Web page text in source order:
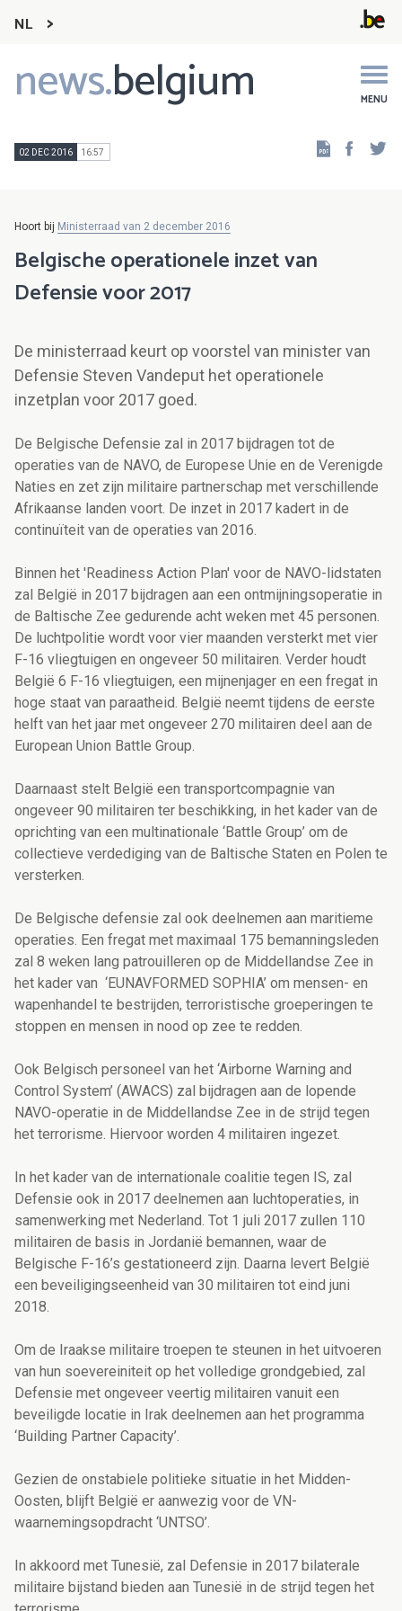
NL
news.belgium MENU
Main
navigation
02 DEC 2016 16:57
Hoort bij Ministerraad van 2 december 2016
Belgische operationele inzet van
Defensie voor 2017
De ministerraad keurt op voorstel van minister van
Defensie Steven Vandeput het operationele
inzetplan voor 2017 goed.
De Belgische Defensie zal in 2017 bijdragen tot de
operaties van de NAVO, de Europese Unie en de Verenigde
Naties en zet zijn militaire partnerschap met verschillende
Afrikaanse landen voort. De inzet in 2017 kadert in de
continuïteit van de operaties van 2016.
Binnen het 'Readiness Action Plan' voor de NAVO-lidstaten
zal België in 2017 bijdragen aan een ontmijningsoperatie in
de Baltische Zee gedurende acht weken met 45 personen.
De luchtpolitie wordt voor vier maanden versterkt met vier
F-16 vliegtuigen en ongeveer 50 militairen. Verder houdt
België 6 F-16 vliegtuigen, een mijnenjager en een fregat in
hoge staat van paraatheid. België neemt tijdens de eerste
helft van het jaar met ongeveer 270 militairen deel aan de
European Union Battle Group.
Daarnaast stelt België een transportcompagnie van
ongeveer 90 militairen ter beschikking, in het kader van de
oprichting van een multinationale ‘Battle Group’ om de
collectieve verdediging van de Baltische Staten en Polen te
versterken.
De Belgische defensie zal ook deelnemen aan maritieme
operaties. Een fregat met maximaal 175 bemanningsleden
zal 8 weken lang patrouilleren op de Middellandse Zee in
het kader van ‘EUNAVFORMED SOPHIA’ om mensen- en
wapenhandel te bestrijden, terroristische groeperingen te
stoppen en mensen in nood op zee te redden.
Ook Belgisch personeel van het ‘Airborne Warning and
Control System’ (AWACS) zal bijdragen aan de lopende
NAVO-operatie in de Middellandse Zee in de strijd tegen
het terrorisme. Hiervoor worden 4 militairen ingezet.
In het kader van de internationale coalitie tegen IS, zal
Defensie ook in 2017 deelnemen aan luchtoperaties, in
samenwerking met Nederland. Tot 1 juli 2017 zullen 110
militairen de basis in Jordanië bemannen, waar de
Belgische F-16’s gestationeerd zijn. Daarna levert België
een beveiligingseenheid van 30 militairen tot eind juni
2018.
Om de Iraakse militaire troepen te steunen in het uitvoeren
van hun soevereiniteit op het volledige grondgebied, zal
Defensie met ongeveer veertig militairen vanuit een
beveiligde locatie in Irak deelnemen aan het programma
‘Building Partner Capacity’.
Gezien de onstabiele politieke situatie in het Midden-
Oosten, blijft België er aanwezig voor de VN-
waarnemingsopdracht ‘UNTSO’.
In akkoord met Tunesië, zal Defensie in 2017 bilaterale
militaire bijstand bieden aan Tunesië in de strijd tegen het